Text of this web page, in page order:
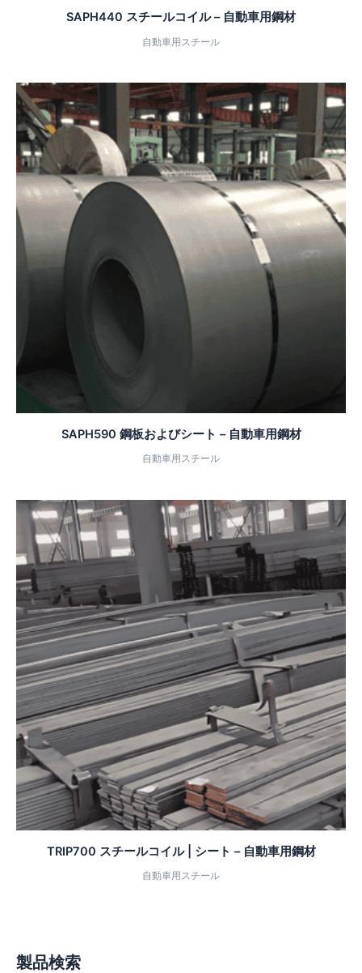
製品検索
SAPH440 スチールコイル – 自動車用鋼材
自動車用スチール
SAPH590 鋼板およびシート – 自動車用鋼材
自動車用スチール
TRIP700 スチールコイル | シート – 自動車用鋼材
自動車用スチール